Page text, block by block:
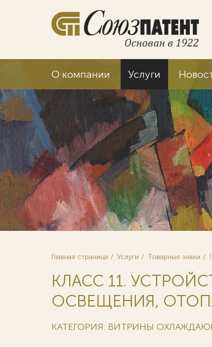
О компании Услуги
Главная страница Услуги Товарные знаки
КЛАСС 11.
ОСВЕЩЕНИЯ,
КАТЕГОРИЯ: ВИТРИНЫ